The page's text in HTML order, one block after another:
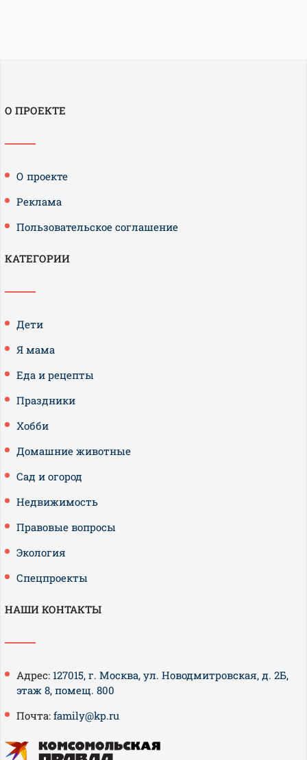
О ПРОЕКТЕ
О проекте
Реклама
Пользовательское соглашение
КАТЕГОРИИ
Дети
Я мама
Еда и рецепты
Праздники
Хобби
Домашние животные
Сад и огород
Недвижимость
Правовые вопросы
Экология
Спецпроекты
НАШИ КОНТАКТЫ
Адрес: 127015, г. Москва, ул. Новодмитровская, д. 2Б,
этаж 8, помещ. 800
Почта: family@kp.ru